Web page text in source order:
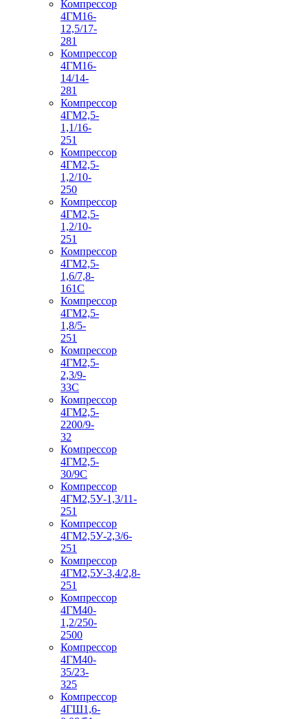
Компрессор
4ГМ16-
12,5/17-
281
Компрессор
4ГМ16-
14/14-
281
Компрессор
4ГМ2,5-
1,1/16-
251
Компрессор
4ГМ2,5-
1,2/10-
250
Компрессор
4ГМ2,5-
1,2/10-
251
Компрессор
4ГМ2,5-
1,6/7,8-
161С
Компрессор
4ГМ2,5-
1,8/5-
251
Компрессор
4ГМ2,5-
2,3/9-
33С
Компрессор
4ГМ2,5-
2200/9-
32
Компрессор
4ГМ2,5-
30/9С
Компрессор
4ГМ2,5У-1,3/11-
251
Компрессор
4ГМ2,5У-2,3/6-
251
Компрессор
4ГМ2,5У-3,4/2,8-
251
Компрессор
4ГМ40-
1,2/250-
2500
Компрессор
4ГМ40-
35/23-
325
Компрессор
4ГШ1,6-